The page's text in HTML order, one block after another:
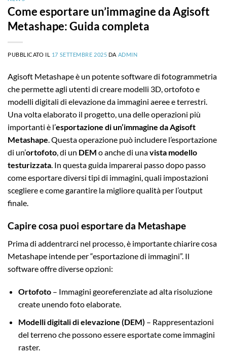
Come esportare un’immagine da Agisoft
Metashape: Guida completa
PUBBLICATO IL 17 SETTEMBRE 2025 DA ADMIN
Agisoft Metashape è un potente software di fotogrammetria
che permette agli utenti di creare modelli 3D, ortofoto e
modelli digitali di elevazione da immagini aeree e terrestri.
Una volta elaborato il progetto, una delle operazioni più
importanti è l’esportazione di un’immagine da Agisoft
Metashape. Questa operazione può includere l’esportazione
di un’ortofoto, di un DEM o anche di unavista modello
testurizzata. In questa guida imparerai passo dopo passo
come esportare diversi tipi di immagini, quali impostazioni
scegliere e come garantire la migliore qualità per l’output
finale.
Capire cosa puoi esportare da Metashape
Prima di addentrarci nel processo, è importante chiarire cosa
Metashape intende per “esportazione di immagini”. Il
software offre diverse opzioni:
Ortofoto– Immagini georeferenziate ad alta risoluzione
create unendo foto elaborate.
Modelli digitali di elevazione (DEM) – Rappresentazioni
del terreno che possono essere esportate come immagini
raster.